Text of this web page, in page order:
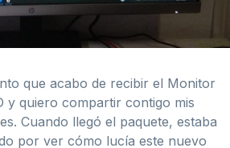
que acabo de recibir el Monitor
y quiero compartir contigo mis
Cuando llegó el paquete, estaba
por ver cómo lucía este nuevo